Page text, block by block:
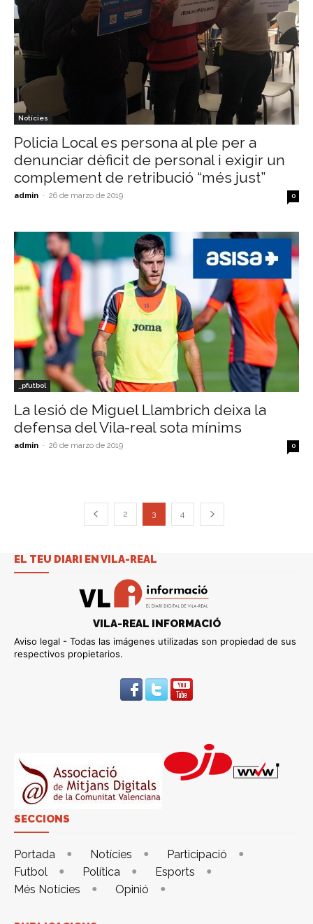
Notícies
Policia Local es persona al ple per a
denunciar dèficit de personal i exigir un
complement de retribució “més just”
admin - 26 de marzo de 2019 0
_pfutbol
La lesió de Miguel Llambrich deixa la
defensa del Vila-real sota mínims
admin - 26 de marzo de 2019 0
2 3 4
EL TEU DIARI EN VILA-REAL
VILA-REAL INFORMACIÓ
Aviso legal - Todas las imágenes utilizadas son propiedad de sus
respectivos propietarios.
SECCIONS
Portada Notícies
Participació
Futbol
Política
Esports
Més Notícies
Opinió